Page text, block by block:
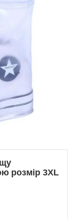
розмір 3XL